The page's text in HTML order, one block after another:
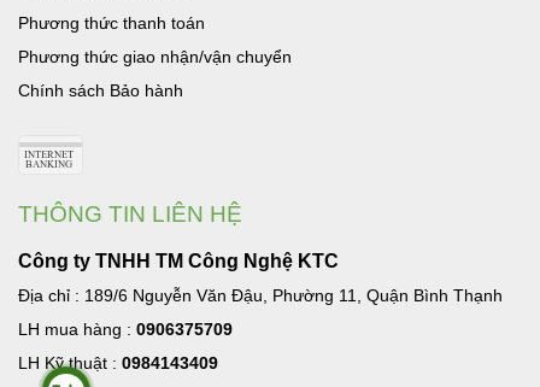
Phương thức thanh toán
Phương thức giao nhận/vận chuyển
Chính sách Bảo hành
THÔNG TIN LIÊN HỆ
Công ty TNHH TM Công Nghệ KTC
Địa chỉ : 189/6 Nguyễn Văn Đậu, Phường 11, Quận Bình Thạnh
LH mua hàng : 0906375709
LH Kỹ thuật : 0984143409